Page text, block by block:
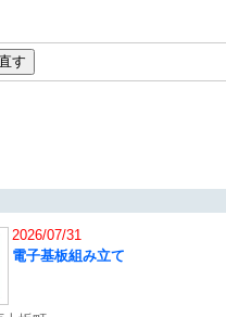
2026/07/31
電子基板組み立て